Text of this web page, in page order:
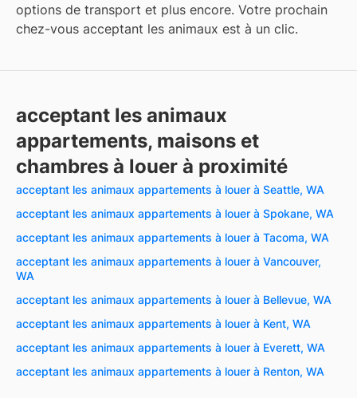
options de transport et plus encore. Votre prochain
chez-vous acceptant les animaux est à un clic.
acceptant les animaux
appartements, maisons et
chambres à louer à proximité
acceptant les animaux appartements à louer à Seattle, WA
acceptant les animaux appartements à louer à Spokane, WA
acceptant les animaux appartements à louer à Tacoma, WA
acceptant les animaux appartements à louer à Vancouver,
WA
acceptant les animaux appartements à louer à Bellevue, WA
acceptant les animaux appartements à louer à Kent, WA
acceptant les animaux appartements à louer à Everett, WA
acceptant les animaux appartements à louer à Renton, WA